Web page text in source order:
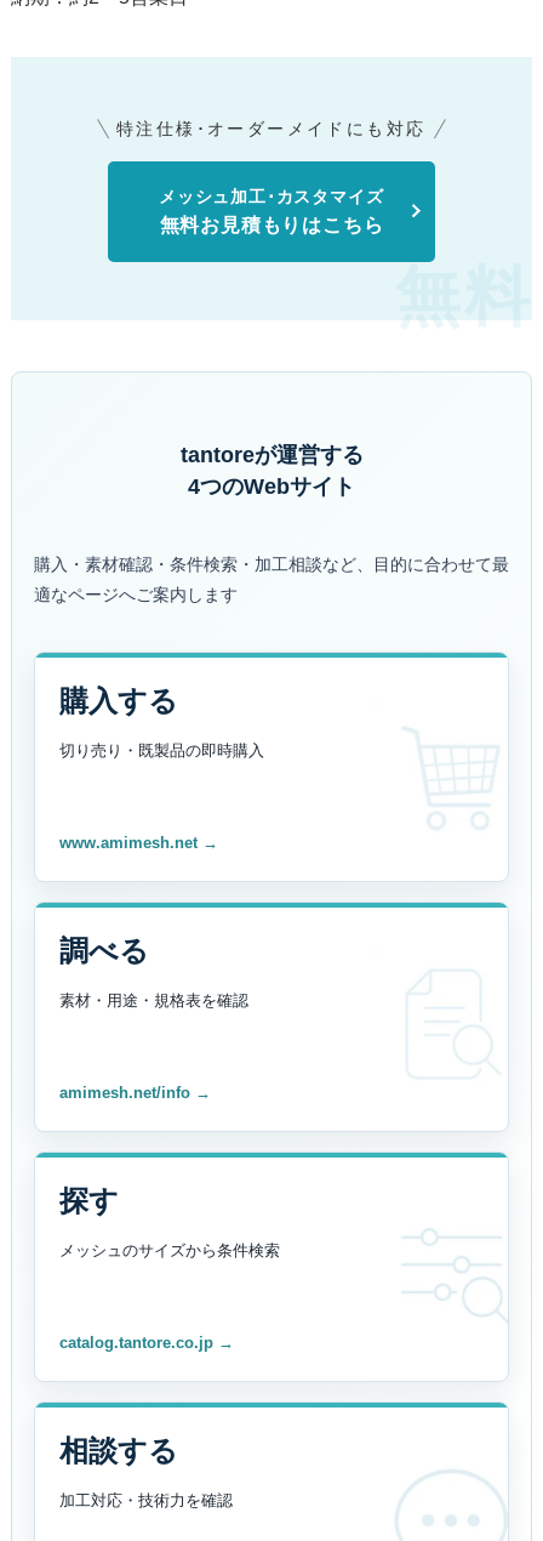
メッシュ加工･カスタマイズ
無料お見積もりはこちら
特注仕様･オーダーメイドにも対応
tantoreが運営する
4つのWebサイト
購入・素材確認・条件検索・加工相談など、目的に合わせて最
適なページへご案内します
購入する
切り売り・既製品の即時購入
www.amimesh.net →
調べる
素材・用途・規格表を確認
amimesh.net/info →
探す
メッシュのサイズから条件検索
catalog.tantore.co.jp →
相談する
加工対応・技術力を確認